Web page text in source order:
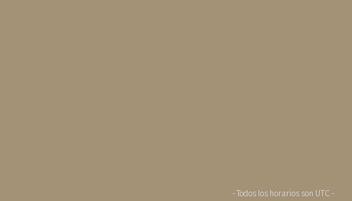
- Todos los horarios son UTC -